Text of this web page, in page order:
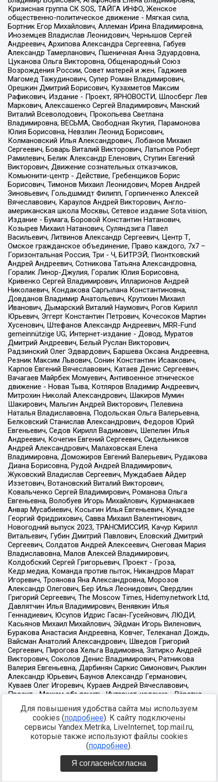
Для повышения удобства сайта мы используем
cookies (подробнее). К сайту подключены
сервисы Yandex.Metrika, LiveInternet, top.mail.ru,
которые также используют файлы cookies
(подробнее).
Я согласен/согласна